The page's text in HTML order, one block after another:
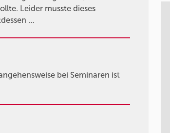
Leider musste dieses
…
bei Seminaren ist